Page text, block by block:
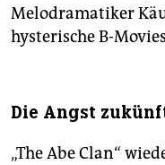
Melodramatiker
hysterische B-
Die Angst
„The Abe Clan“